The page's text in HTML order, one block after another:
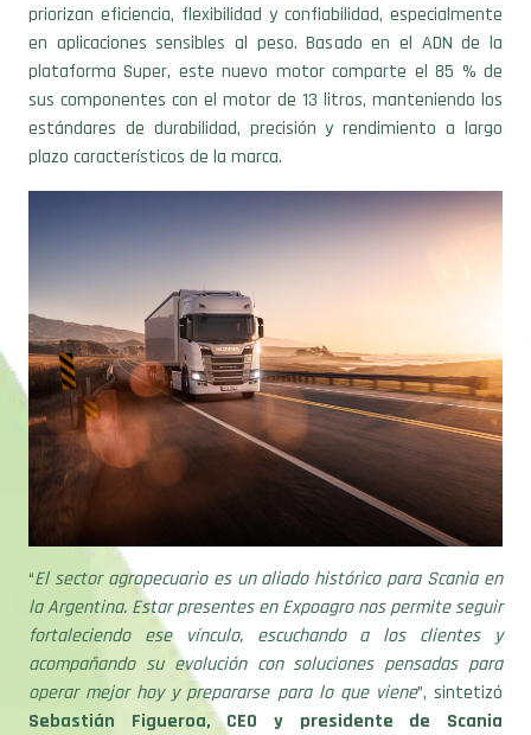
priorizan eficiencia, flexibilidad y confiabilidad, especialmente
en aplicaciones sensibles al peso. Basado en el ADN de la
plataforma Super, este nuevo motor comparte el 85 % de
sus componentes con el motor de 13 litros, manteniendo los
estándares de durabilidad, precisión y rendimiento a largo
plazo característicos de la marca.
“El sector agropecuario es un aliado histórico para Scania en
la Argentina. Estar presentes en Expoagro nos permite seguir
fortaleciendo ese vínculo, escuchando a los clientes y
acompañando su evolución con soluciones pensadas para
operar mejor hoy y prepararse para lo que viene”, sintetizó
Sebastián Figueroa, CEO y presidente de Scania